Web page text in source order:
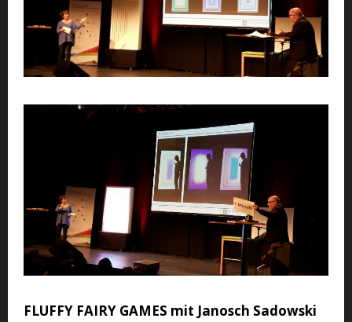
FLUFFY FAIRY GAMES mit Janosch Sadowski